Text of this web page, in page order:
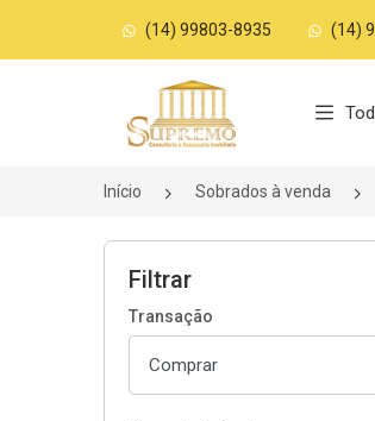
(14) 99803-8935 (14)
Página inicial
Início Sobrados à venda
Filtrar
Transação